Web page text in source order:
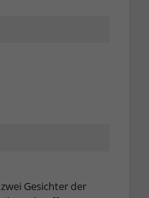
Gesichter der